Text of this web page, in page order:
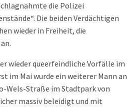
die Polizei
Die beiden Verdächtigen
wieder in Freiheit, die
wieder queerfeindliche Vorfälle im
im Mai wurde ein weiterer Mann an
Wels-Straße im Stadtpark von
massiv beleidigt und mit